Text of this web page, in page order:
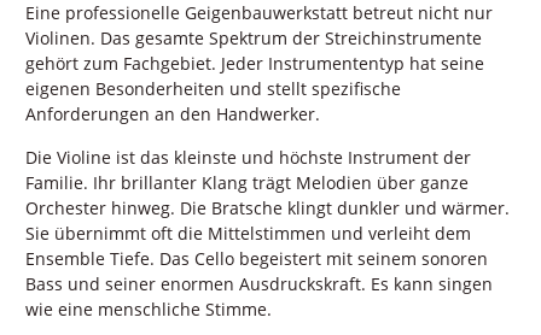
Eine professionelle Geigenbauwerkstatt betreut nicht nur
Violinen. Das gesamte Spektrum der Streichinstrumente
gehört zum Fachgebiet. Jeder Instrumententyp hat seine
eigenen Besonderheiten und stellt spezifische
Anforderungen an den Handwerker.
Die Violine ist das kleinste und höchste Instrument der
Familie. Ihr brillanter Klang trägt Melodien über ganze
Orchester hinweg. Die Bratsche klingt dunkler und wärmer.
Sie übernimmt oft die Mittelstimmen und verleiht dem
Ensemble Tiefe. Das Cello begeistert mit seinem sonoren
Bass und seiner enormen Ausdruckskraft. Es kann singen
wie eine menschliche Stimme.